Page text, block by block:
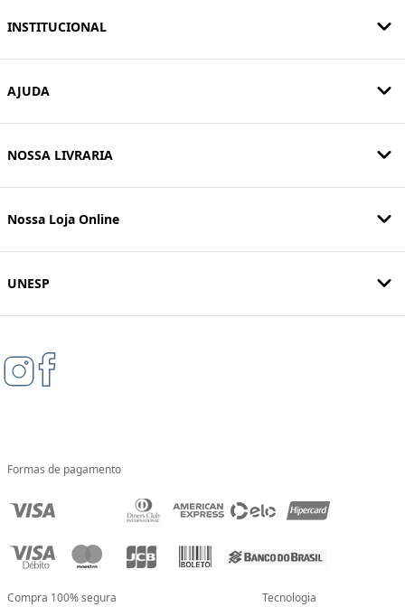
INSTITUCIONAL
AJUDA
NOSSA LIVRARIA
Nossa Loja Online
UNESP
Formas de pagamento
Compra 100% segura Tecnologia